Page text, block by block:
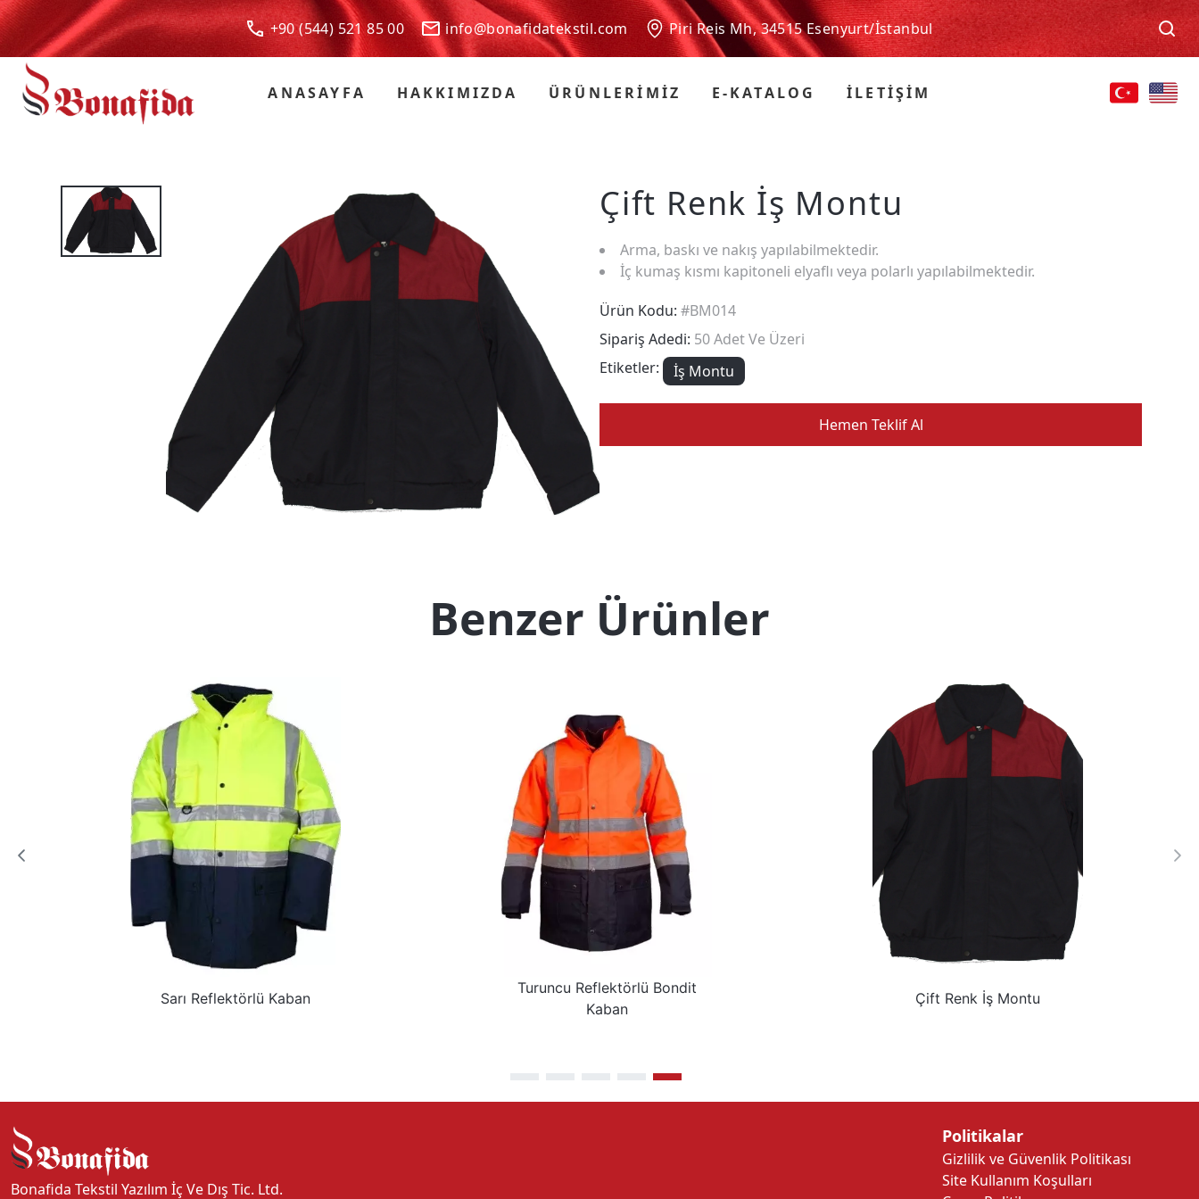
+90 (544) 521 85 00 info@bonafidatekstil.com Piri Reis Mh, 34515 Esenyurt/İstanbul
ANASAYFA HAKKIMIZDA ÜRÜNLERİMİZ E-KATALOG İLETİŞİM
Çift Renk İş Montu
Arma, baskı ve nakış yapılabilmektedir.
İç kumaş kısmı kapitoneli elyaflı veya polarlı yapılabilmektedir.
Ürün Kodu: #BM014
Sipariş Adedi: 50 Adet Ve Üzeri
Etiketler:
İş Montu
Hemen Teklif Al
Benzer Ürünler
Sarı Reflektörlü Kaban
Turuncu Reflektörlü Bondit
Kaban
Çift Renk İş Montu
Bonafida Tekstil Yazılım İç Ve Dış Tic. Ltd.
Politikalar
Gizlilik ve Güvenlik Politikası
Site Kullanım Koşulları